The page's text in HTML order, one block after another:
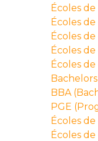
Écoles
Écoles
Écoles
Écoles
Écoles
BBA
PGE
Écoles
Écoles